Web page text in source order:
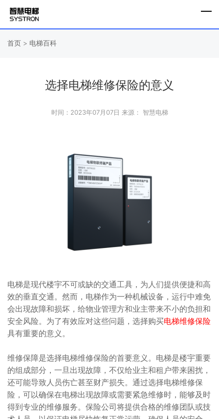
首页 > 电梯百科
选择电梯维修保险的意义
时间：2023年07月07日 来源： 智慧电梯
电梯是现代楼宇不可或缺的交通工具，为人们提供便捷和高
效的垂直交通。然而，电梯作为一种机械设备，运行中难免
会出现故障和损坏，给物业管理方和业主带来不小的负担和
安全风险。为了有效应对这些问题，选择购买电梯维修保险
具有重要的意义。
维修保障是选择电梯维修保险的首要意义。电梯是楼宇重要
的组成部分，一旦出现故障，不仅给业主和租户带来困扰，
还可能导致人员伤亡甚至财产损失。通过选择电梯维修保
险，可以确保在电梯出现故障或需要紧急维修时，能够及时
得到专业的维修服务。保险公司将提供合格的维修团队或技